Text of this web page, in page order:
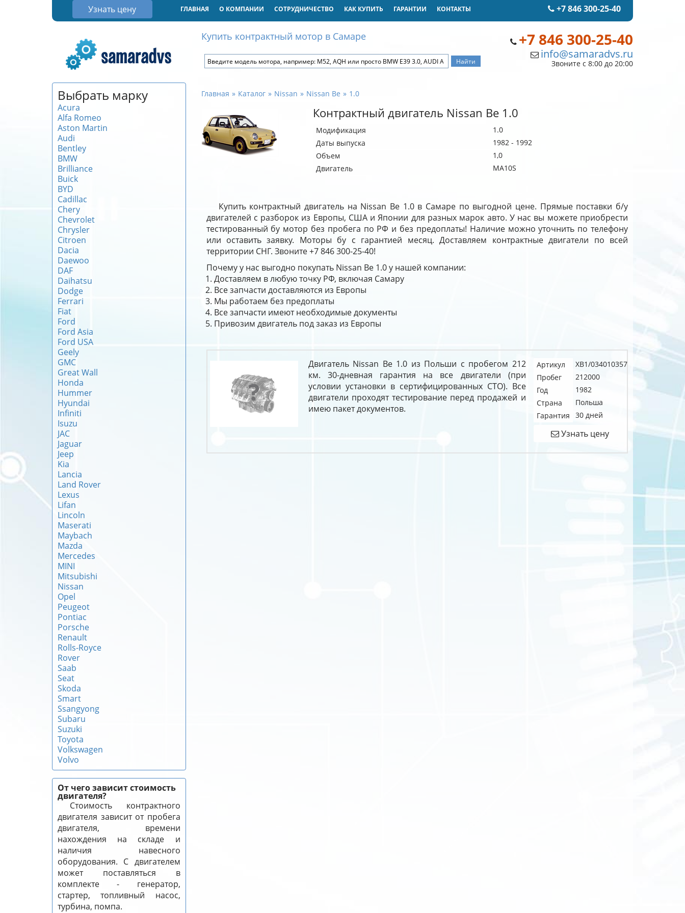
Узнать цену +7 846 300-25-40
ГЛАВНАЯ О КОМПАНИИ СОТРУДНИЧЕСТВО КАК КУПИТЬ ГАРАНТИИ КОНТАКТЫ
+7 846 300-25-40
info@samaradvs.ru
Звоните с 8:00 до 20:00
Купить контрактный мотор в Самаре
Выбрать марку
Acura
Alfa Romeo
Aston Martin
Audi
Bentley
BMW
Brilliance
Buick
BYD
Cadillac
Chery
Chevrolet
Chrysler
Citroen
Dacia
Daewoo
DAF
Daihatsu
Dodge
Ferrari
Fiat
Ford
Ford Asia
Ford USA
Geely
GMC
Great Wall
Honda
Hummer
Hyundai
Infiniti
Isuzu
JAC
Jaguar
Jeep
Kia
Lancia
Land Rover
Lexus
Lifan
Lincoln
Maserati
Maybach
Mazda
Mercedes
MINI
Mitsubishi
Nissan
Opel
Peugeot
Pontiac
Porsche
Renault
Rolls-Royce
Rover
Saab
Seat
Skoda
Smart
Ssangyong
Subaru
Suzuki
Toyota
Volkswagen
Volvo
От чего зависит стоимость
двигателя?
Стоимость контрактного
двигателя зависит от пробега
двигателя, времени
нахождения на складе и
наличия навесного
оборудования. С двигателем
может поставляться в
комплекте - генератор,
стартер, топливный насос,
турбина, помпа.
Главная Каталог Nissan Nissan Be 1.0
Контрактный двигатель Nissan Be 1.0
Модификация
1.0
Даты выпуска
1982 - 1992
Объем
1,0
Двигатель
MA10S
Купить контрактный двигатель на Nissan Be 1.0 в Самаре по выгодной цене. Прямые поставки б/у
двигателей с разборок из Европы, США и Японии для разных марок авто. У нас вы можете приобрести
тестированный бу мотор без пробега по РФ и без предоплаты! Наличие можно уточнить по телефону
или оставить заявку. Моторы бу с гарантией месяц. Доставляем контрактные двигатели по всей
территории СНГ. Звоните +7 846 300-25-40!
Почему у нас выгодно покупать Nissan Be 1.0 у нашей компании:
Доставляем в любую точку РФ, включая Самару
Все запчасти доставляются из Европы
Мы работаем без предоплаты
Все запчасти имеют необходимые документы
Привозим двигатель под заказ из Европы
Двигатель Nissan Be 1.0 из Польши с пробегом 212
км. 30-дневная гарантия на все двигатели (при
условии установки в сертифицированных СТО). Все
двигатели проходят тестирование перед продажей и
имею пакет документов.
Артикул
XB1/034010357
Пробег
212000
Год
1982
Страна
Польша
Гарантия
30 дней
Узнать цену